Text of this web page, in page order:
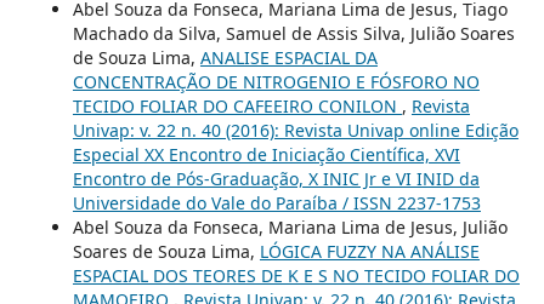
Abel Souza da Fonseca, Mariana Lima de Jesus, Tiago
Machado da Silva, Samuel de Assis Silva, Julião Soares
de Souza Lima, ANALISE ESPACIAL DA
CONCENTRAÇÃO DE NITROGENIO E FÓSFORO NO
TECIDO FOLIAR DO CAFEEIRO CONILON , Revista
Univap: v. 22 n. 40 (2016): Revista Univap online Edição
Especial XX Encontro de Iniciação Científica, XVI
Encontro de Pós-Graduação, X INIC Jr e VI INID da
Universidade do Vale do Paraíba / ISSN 2237-1753
Abel Souza da Fonseca, Mariana Lima de Jesus, Julião
Soares de Souza Lima, LÓGICA FUZZY NA ANÁLISE
ESPACIAL DOS TEORES DE K E S NO TECIDO FOLIAR DO